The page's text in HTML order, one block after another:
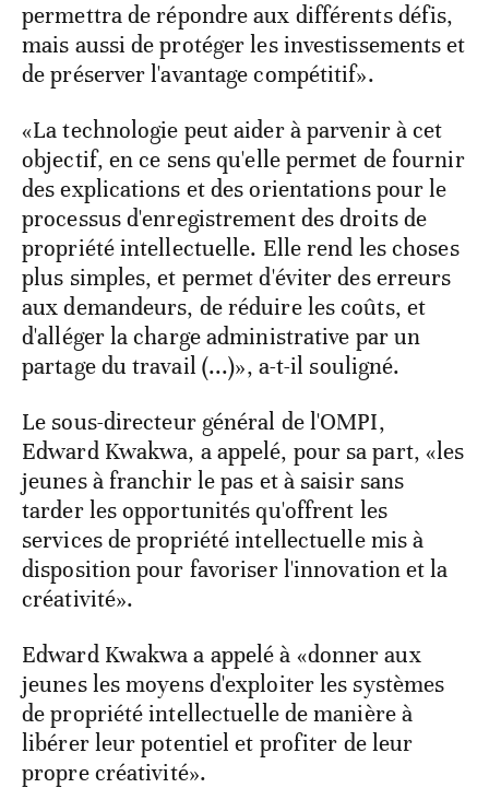
permettra de répondre aux différents défis,
mais aussi de protéger les investissements et
de préserver l'avantage compétitif».
«La technologie peut aider à parvenir à cet
objectif, en ce sens qu'elle permet de fournir
des explications et des orientations pour le
processus d'enregistrement des droits de
propriété intellectuelle. Elle rend les choses
plus simples, et permet d'éviter des erreurs
aux demandeurs, de réduire les coûts, et
d'alléger la charge administrative par un
partage du travail (...)», a-t-il souligné.
Le sous-directeur général de l'OMPI,
Edward Kwakwa, a appelé, pour sa part, «les
jeunes à franchir le pas et à saisir sans
tarder les opportunités qu'offrent les
services de propriété intellectuelle mis à
disposition pour favoriser l'innovation et la
créativité».
Edward Kwakwa a appelé à «donner aux
jeunes les moyens d'exploiter les systèmes
de propriété intellectuelle de manière à
libérer leur potentiel et profiter de leur
propre créativité».